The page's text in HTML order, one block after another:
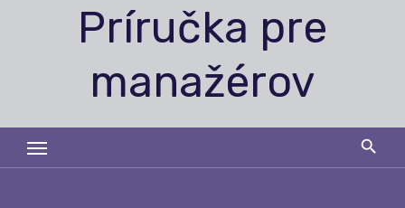
Príručka pre
manažérov